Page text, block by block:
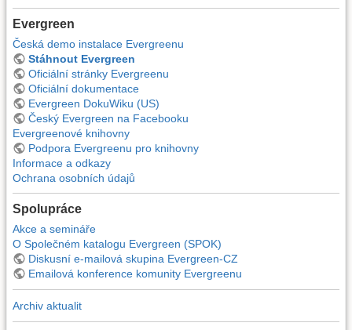
Evergreen
Česká demo instalace Evergreenu
Stáhnout Evergreen
Oficiální stránky Evergreenu
Oficiální dokumentace
Evergreen DokuWiku (US)
Český Evergreen na Facebooku
Evergreenové knihovny
Podpora Evergreenu pro knihovny
Informace a odkazy
Ochrana osobních údajů
Spolupráce
Akce a semináře
O Společném katalogu Evergreen (SPOK)
Diskusní e-mailová skupina Evergreen-CZ
Emailová konference komunity Evergreenu
Archiv aktualit